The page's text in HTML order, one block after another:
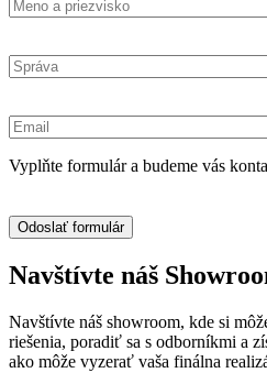
Vyplňte formulár a budeme vás
Navštívte náš
Navštívte náš showroom, kde si
riešenia, poradiť sa s odborníkmi a
ako môže vyzerať vaša finálna